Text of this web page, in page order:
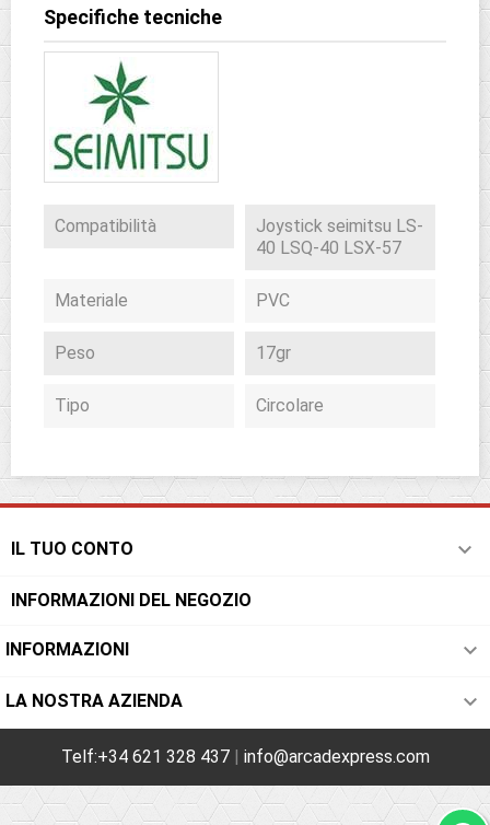
Specifiche tecniche
Compatibilità
Joystick seimitsu LS-
40 LSQ-40 LSX-57
Materiale PVC
Peso 17gr
Tipo Circolare
IL TUO CONTO 
INFORMAZIONI DEL NEGOZIO
INFORMAZIONI 
LA NOSTRA AZIENDA 
Telf:+34 621 328 437| info@arcadexpress.com